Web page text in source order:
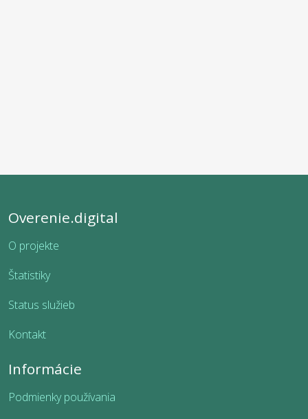
Overenie.digital
O projekte
Štatistiky
Status služieb
Kontakt
Informácie
Podmienky používania